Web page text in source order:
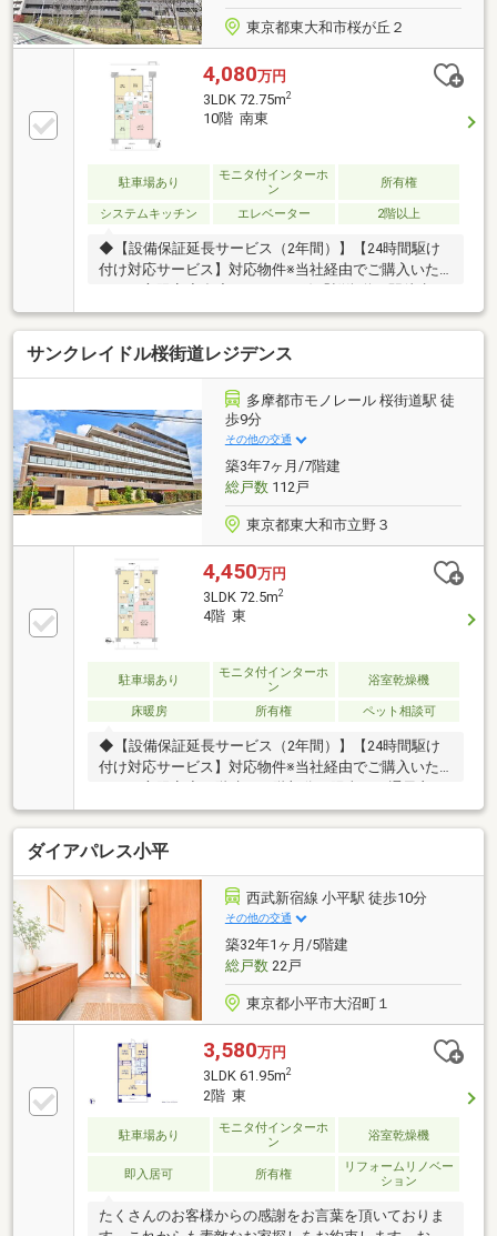
東京都東大和市桜が丘２
4,080万円
3LDK 72.75m2
10階 南東
駐車場あり
モニタ付インターホ
ン
所有権
システムキッチン エレベーター 2階以上
◆【設備保証延長サービス（2年間）】【24時間駆け
付け対応サービス】対応物件※当社経由でご購入いた
分/多摩モノレール線・西武拝島線「玉川上水」駅徒歩
８分 ◆14階建て10階部分の南東向き住戸、陽当り・
通風・眺望良好◆ペット飼育可能（規約による制限あ
り）◆約15.4帖の広々としたLDK◆各居室に収納があ
り、収納力がございます。※バイク置場利用料 300円
～500円/月
サンクレイドル桜街道レジデンス
多摩都市モノレール 桜街道駅 徒
歩9分
その他の交通
築3年7ヶ月/7階建
総戸数112戸
東京都東大和市立野３
4,450万円
3LDK 72.5m2
4階 東
駐車場あり
モニタ付インターホ
ン
浴室乾燥機
床暖房 所有権 ペット相談可
◆【設備保証延長サービス（2年間）】【24時間駆け
付け対応サービス】対応物件※当社経由でご購入いた
好！◆2023年2月築・収納力のある物件です！◆ペッ
ト飼育可能（規約による制限あり）◆洋室(1)・洋室
(2)・洋室(3)には、ウォークインクローク(洋服から小
物、雑貨まで多彩にしまえる大型収納)がございます◆
廊下・洋室(3)には、ファミリークローク(日用品、季
節用品やアウトドア用品等ご家族全員で使える収納ス
ペース)がございます。◆共用部分には、ワーキングス
ペースがございます。仕事の他、学習などに使用する
ことも可能です。
ダイアパレス小平
西武新宿線 小平駅 徒歩10分
その他の交通
築32年1ヶ月/5階建
総戸数22戸
東京都小平市大沼町１
3,580万円
3LDK 61.95m2
2階 東
駐車場あり
モニタ付インターホ
ン
浴室乾燥機
即入居可 所有権
リフォームリノベー
ション
たくさんのお客様からの感謝をお言葉を頂いておりま